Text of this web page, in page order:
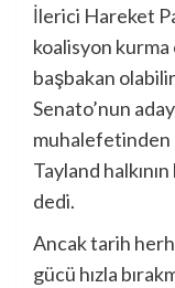
İlerici Hareket
koalisyon
başbakan
Senato’nun
muhalefetinden
Tayland
dedi.
Ancak tarih
gücü hızla